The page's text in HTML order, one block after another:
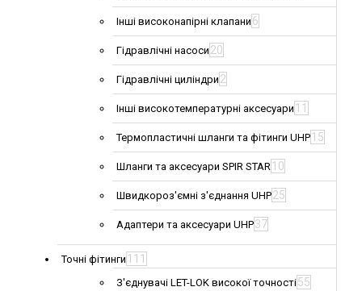
Інші високонапірні клапани 6
Гідравлічні насоси 20
Гідравлічні циліндри 2
Інші високотемпературні аксесуари 11
Термопластичні шланги та фітинги UHP 15
Шланги та аксесуари SPIR STAR 10
Швидкороз'ємні з'єднання UHP25
Адаптери та аксесуари UHP37
Точні фітинги 111
З'єднувачі LET-LOK високої точності55